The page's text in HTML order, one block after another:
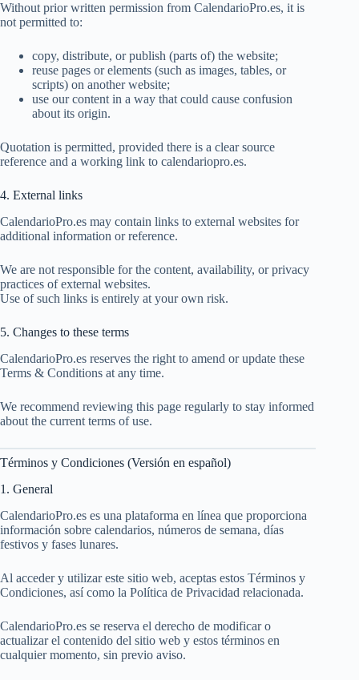
Without prior written permission from CalendarioPro.es, it is
not permitted to:
copy, distribute, or publish (parts of) the website;
reuse pages or elements (such as images, tables, or
scripts) on another website;
use our content in a way that could cause confusion
about its origin.
Quotation is permitted, provided there is a clear source
reference and a working link to calendariopro.es.
4. External links
CalendarioPro.es may contain links to external websites for
additional information or reference.
We are not responsible for the content, availability, or privacy
practices of external websites.
Use of such links is entirely at your own risk.
5. Changes to these terms
CalendarioPro.es reserves the right to amend or update these
Terms & Conditions at any time.
We recommend reviewing this page regularly to stay informed
about the current terms of use.
Términos y Condiciones (Versión en español)
1. General
CalendarioPro.es es una plataforma en línea que proporciona
información sobre calendarios, números de semana, días
festivos y fases lunares.
Al acceder y utilizar este sitio web, aceptas estos Términos y
Condiciones, así como la Política de Privacidad relacionada.
CalendarioPro.es se reserva el derecho de modificar o
actualizar el contenido del sitio web y estos términos en
cualquier momento, sin previo aviso.